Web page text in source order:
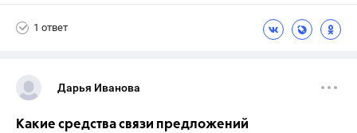
1 ответ
Дарья Иванова
Какие средства связи предложений